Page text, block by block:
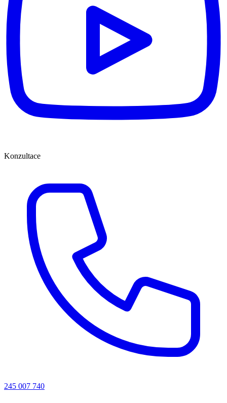
Konzultace
245 007 740